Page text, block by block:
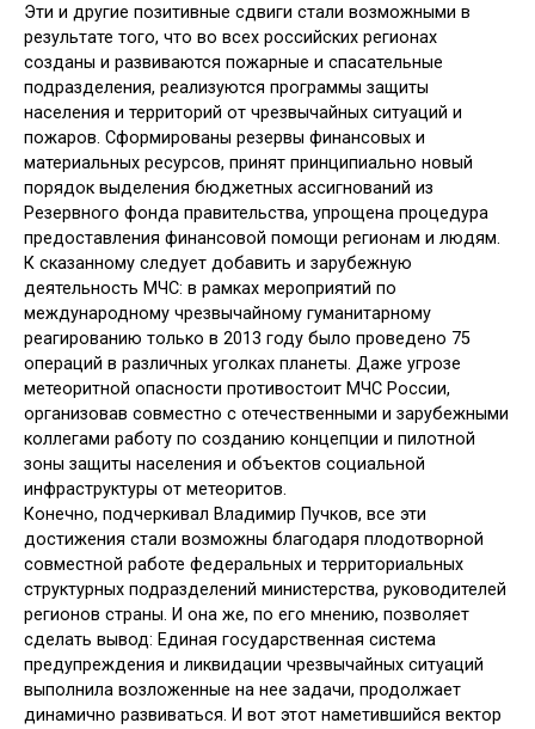
Эти и другие позитивные сдвиги стали возможными в
результате того, что во всех российских регионах
созданы и развиваются пожарные и спасательные
подразделения, реализуются программы защиты
населения и территорий от чрезвычайных ситуаций и
пожаров. Сформированы резервы финансовых и
материальных ресурсов, принят принципиально новый
порядок выделения бюджетных ассигнований из
Резервного фонда правительства, упрощена процедура
предоставления финансовой помощи регионам и людям.
К сказанному следует добавить и зарубежную
деятельность МЧС: в рамках мероприятий по
международному чрезвычайному гуманитарному
реагированию только в 2013 году было проведено 75
операций в различных уголках планеты. Даже угрозе
метеоритной опасности противостоит МЧС России,
организовав совместно с отечественными и зарубежными
коллегами работу по созданию концепции и пилотной
зоны защиты населения и объектов социальной
инфраструктуры от метеоритов.
Конечно, подчеркивал Владимир Пучков, все эти
достижения стали возможны благодаря плодотворной
совместной работе федеральных и территориальных
структурных подразделений министерства, руководителей
регионов страны. И она же, по его мнению, позволяет
сделать вывод: Единая государственная система
предупреждения и ликвидации чрезвычайных ситуаций
выполнила возложенные на нее задачи, продолжает
динамично развиваться. И вот этот наметившийся вектор